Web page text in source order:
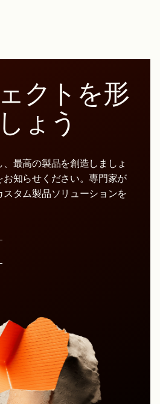
クトを形
ょう
最高の製品を創造しましょ
お知らせください。専門家が
スタム製品ソリューションを